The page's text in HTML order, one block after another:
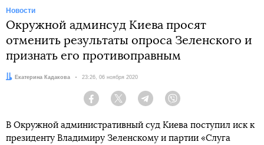
Новости
Окружной админсуд Киева просят
отменить результаты опроса Зеленского и
признать его противоправным
Автор:Екатерина Кадакова Дата:
23:26, 06 ноября 2020
Facebook Twitter Telegram
В Окружной административный суд Киева поступил иск к
президенту Владимиру Зеленскому и партии «Слуга